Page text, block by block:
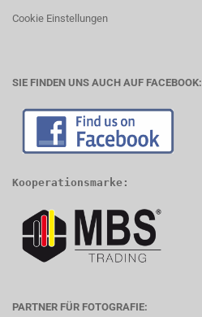
Cookie Einstellungen
SIE FINDEN UNS AUCH AUF FACEBOOK:
Kooperationsmarke:
PARTNER FÜR FOTOGRAFIE: